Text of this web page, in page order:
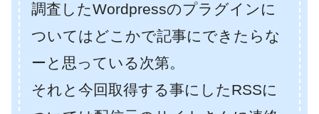
調査したWordpressのプラグインに
ついてはどこかで記事にできたらな
ーと思っている次第。
それと今回取得する事にしたRSSに